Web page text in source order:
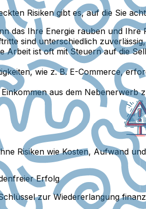
Risiken gibt es, auf die Sie
das Ihre Energie rauben und
sind unterschiedlich
Arbeit ist oft mit Steuern auf die
wie z. B. E-Commerce,
Einkommen aus dem
Risiken wie Kosten, Aufwand
Erfolg
zur Wiedererlangung